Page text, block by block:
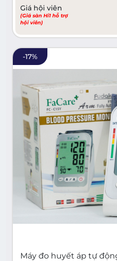
Giá hội viên
(Giá sàn Hi1 hỗ trợ
hội viên)
-17%
Máy đo huyết áp tự